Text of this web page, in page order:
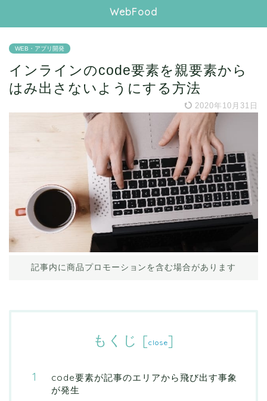
WebFood
WEB・アプリ開発
インラインのcode要素を親要素から
はみ出さないようにする方法
2020年10月31日
記事内に商品プロモーションを含む場合があります
もくじ [close]
code要素が記事のエリアから飛び出す事象
が発生